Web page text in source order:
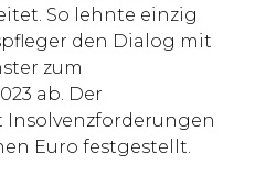
So lehnte einzig
den Dialog mit
zum
ab. Der
Insolvenzforderungen
Euro festgestellt.